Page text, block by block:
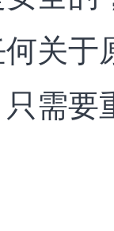
关于
需要